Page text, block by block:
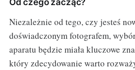
Od czego zacząć?
Niezależnie od tego, czy jesteś
doświadczonym fotografem,
aparatu będzie miała kluczowe
który zdecydowanie warto